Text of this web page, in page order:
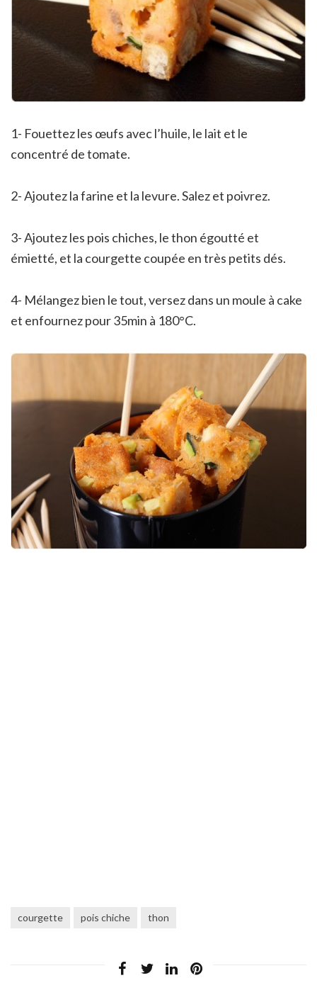
1- Fouettez les œufs avec l’huile, le lait et le
concentré de tomate.
2- Ajoutez la farine et la levure. Salez et poivrez.
3- Ajoutez les pois chiches, le thon égoutté et
émietté, et la courgette coupée en très petits dés.
4- Mélangez bien le tout, versez dans un moule à cake
et enfournez pour 35min à 180°C.
courgette pois chiche thon